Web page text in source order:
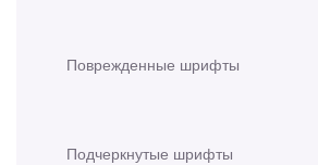
Поврежденные шрифты
Подчеркнутые шрифты